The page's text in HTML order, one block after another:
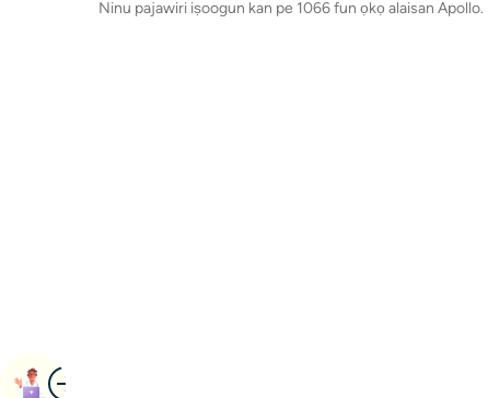
Ninu pajawiri iṣoogun kan pe 1066 fun ọkọ alaisan Apollo.
aworanIpade Ilana